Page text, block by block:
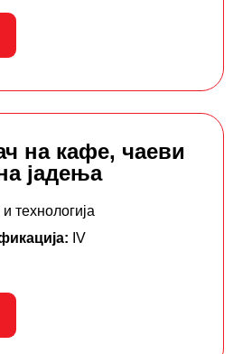
на кафе, чаеви
јадења
технологија
IV